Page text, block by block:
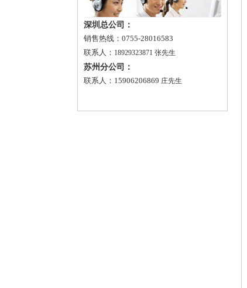
深圳总公司：
销售热线：0755-28016583
联系人： 18929323871 张先生
苏州分公司：
联系人：15906206869 庄先生